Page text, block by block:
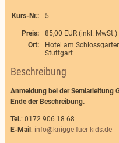
Kurs-Nr.: 5
Preis:
85,00 EUR (inkl. MwSt.)
Ort:
Hotel am
Stuttgart
Beschreibung
Anmeldung bei der Semiarleitung
Ende der Beschreibung.
Tel.: 0172 906 18 68
E-Mail : info@knigge-fuer-kids.de